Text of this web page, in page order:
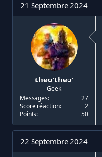
21 Septembre 2024
theo'theo'
Geek
Messages
27
Score réaction
2
Points
50
22 Septembre 2024